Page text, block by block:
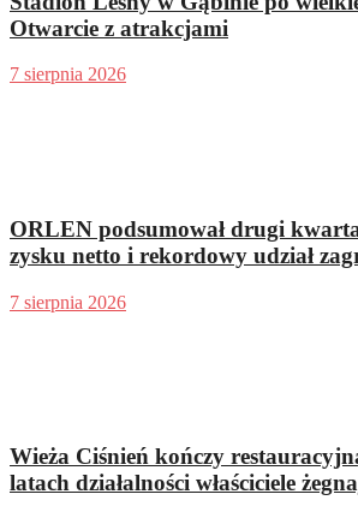
Otwarcie z atrakcjami
7 sierpnia 2026
ORLEN podsumował drugi
zysku netto i rekordowy udział
7 sierpnia 2026
Wieża Ciśnień kończy
latach działalności właściciele